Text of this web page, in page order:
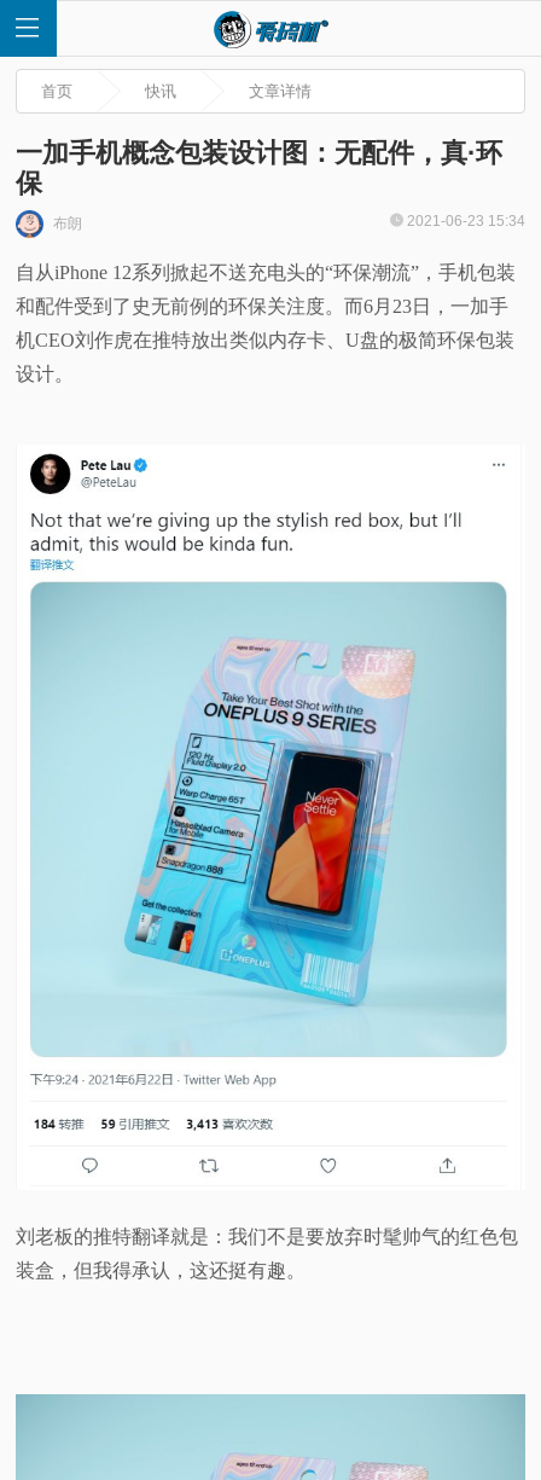
首
页
快
评
测
首页 快讯 文章详情
一加手机概念包装设计图：无配件，真·环
保
布朗 2021-06-23 15:34
自从iPhone 12系列掀起不送充电头的“环保潮流”，手机包装
和配件受到了史无前例的环保关注度。而6月23日，一加手
机CEO刘作虎在推特放出类似内存卡、U盘的极简环保包装
设计。
刘老板的推特翻译就是：我们不是要放弃时髦帅气的红色包
装盒，但我得承认，这还挺有趣。